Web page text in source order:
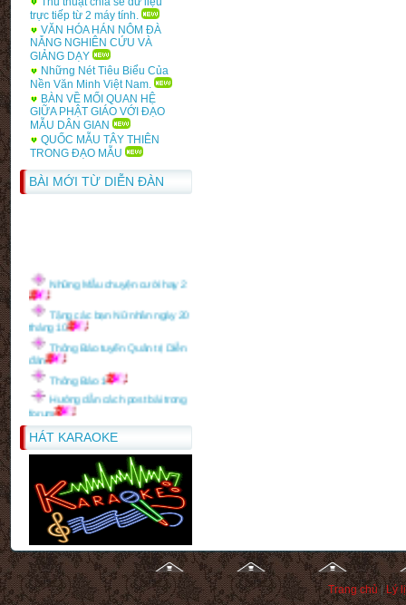
văn minh Anh
trực tiếp từ 2 máy tính.
VĂN HÓA HÁN NÔM ĐÀ
NẴNG NGHIÊN CỨU VÀ
GIẢNG DẠY
Những Nét Tiêu Biểu Của
Nền Văn Minh Việt Nam.
BÀN VỀ MỐI QUAN HỆ
GIỮA PHẬT GIÁO VỚI ĐẠO
MẪU DÂN GIAN
QUỐC MẪU TÂY THIÊN
TRONG ĐẠO MẪU
BÀI MỚI TỪ DIỄN ĐÀN
Tặng các bạn Nữ nhân ngày 20
tháng 10
Thông Báo tuyển Quản trị Diễn
đàn
Thông Báo 1
Hướng dẫn cách post bài trong
forum
Lời chúc rượu trong tiệc lễ
HÁT KARAOKE
Trang chủ|Lý